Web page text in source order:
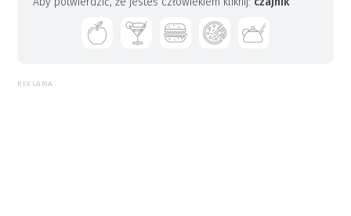
REKLAMA